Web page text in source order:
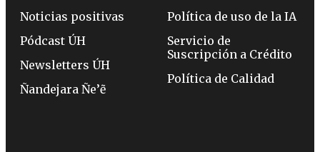
Noticias positivas
Pódcast ÚH
Newsletters ÚH
Ñandejara Ñe’ẽ
Política de uso de la IA
Servicio de
Suscripción a Crédito
Política de Calidad